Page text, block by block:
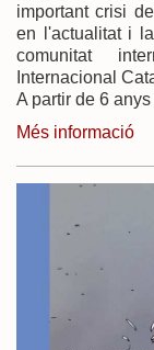
important crisi
en l'actualitat i
comunitat
Internacional
A partir de 6 anys
Més informació